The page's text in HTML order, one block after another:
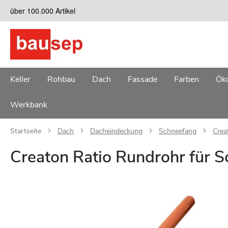
Zum
Inhalt
springen
über 100.000 Artikel
Keller Rohbau Dach Fassade Farben
Werkbank
Startseite Dach Dacheindeckung Schneefang
Creaton Ratio Rundrohr für